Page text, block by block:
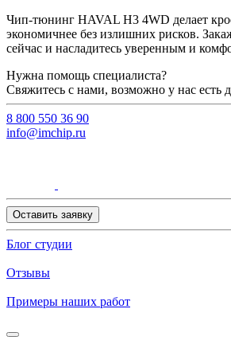
Чип-тюнинг HAVAL H3 4WD делает
экономичнее без излишних рисков.
сейчас и насладитесь уверенным и
Нужна помощь специалиста?
Свяжитесь с нами, возможно у нас есть
8 800 550 36 90
info@imchip.ru
Оставить заявку
Блог студии
Отзывы
Примеры наших работ